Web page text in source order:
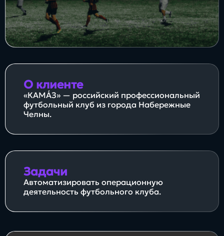
Бизнес Интересы Будущее
Direkt
О нас Контакты Продукты
Заполнить
бриф
О клиенте
«КАМА́З» — российский профессиональный
футбольный клуб из города Набережные
Челны.
Задачи
Автоматизировать операционную
деятельность футбольного клуба.